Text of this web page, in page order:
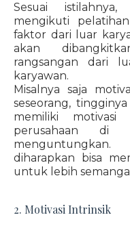
Sesuai
mengikuti
faktor dari luar
akan
rangsangan dari
karyawan.
Misalnya saja
seseorang,
memiliki
perusahaan di
diharapkan bisa
untuk lebih
2. Motivasi Intrinsik